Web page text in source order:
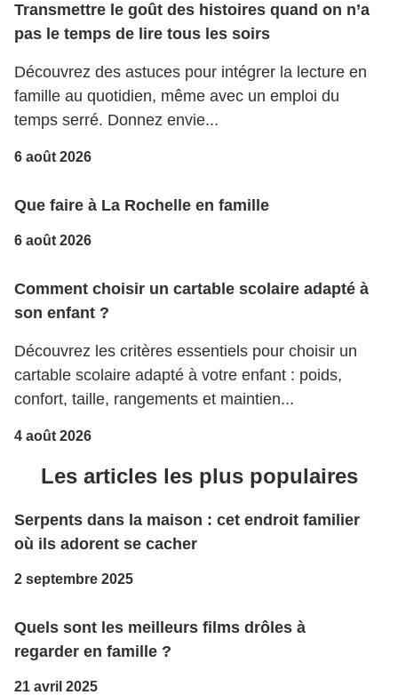
Transmettre le goût des histoires quand on n’a
pas le temps de lire tous les soirs
Découvrez des astuces pour intégrer la lecture en
famille au quotidien, même avec un emploi du
temps serré. Donnez envie...
6 août 2026
Que faire à La Rochelle en famille
6 août 2026
Comment choisir un cartable scolaire adapté à
son enfant ?
Découvrez les critères essentiels pour choisir un
cartable scolaire adapté à votre enfant : poids,
confort, taille, rangements et maintien...
4 août 2026
Les articles les plus populaires
Serpents dans la maison : cet endroit familier
où ils adorent se cacher
2 septembre 2025
Quels sont les meilleurs films drôles à
regarder en famille ?
21 avril 2025